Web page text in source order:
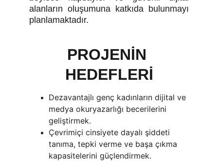
alanların oluşumuna katkıda bulunmayı
planlamaktadır.
PROJENİN
HEDEFLERİ
Dezavantajlı genç kadınların dijital ve
medya okuryazarlığı becerilerini
geliştirmek.
Çevrimiçi cinsiyete dayalı şiddeti
tanıma, tepki verme ve başa çıkma
kapasitelerini güçlendirmek.